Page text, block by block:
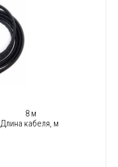
8 м
Длина кабеля, м